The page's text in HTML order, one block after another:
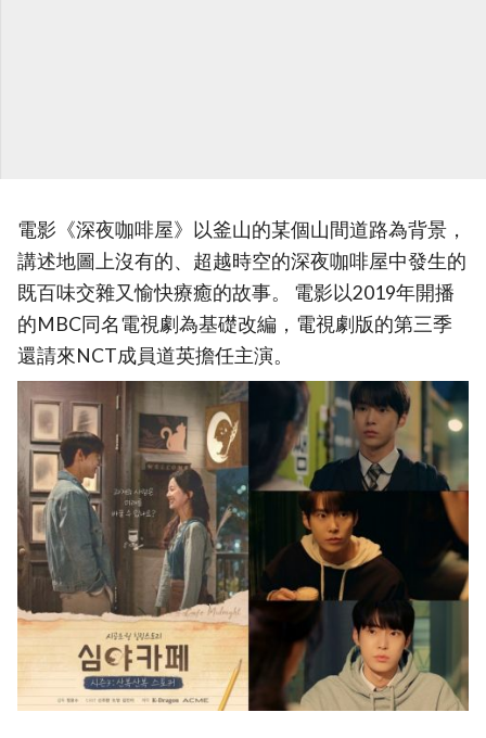
電影《深夜咖啡屋》以釜山的某個山間道路為背景，
講述地圖上沒有的、超越時空的深夜咖啡屋中發生的
既百味交雜又愉快療癒的故事。 電影以2019年開播
的MBC同名電視劇為基礎改編，電視劇版的第三季
還請來NCT成員道英擔任主演。